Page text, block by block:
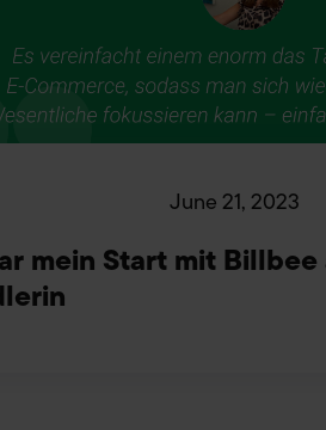
June 21, 2023
mein Start mit